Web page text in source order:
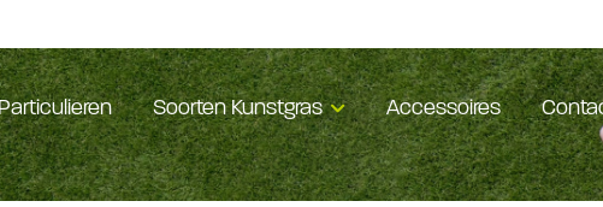
Soorten Kunstgras Accessoires